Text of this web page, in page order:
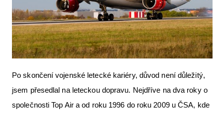
Po skončení vojenské letecké kariéry, důvod není důležitý,
jsem přesedlal na leteckou dopravu. Nejdříve na dva roky o
společnosti Top Air a od roku 1996 do roku 2009 u ČSA, kde